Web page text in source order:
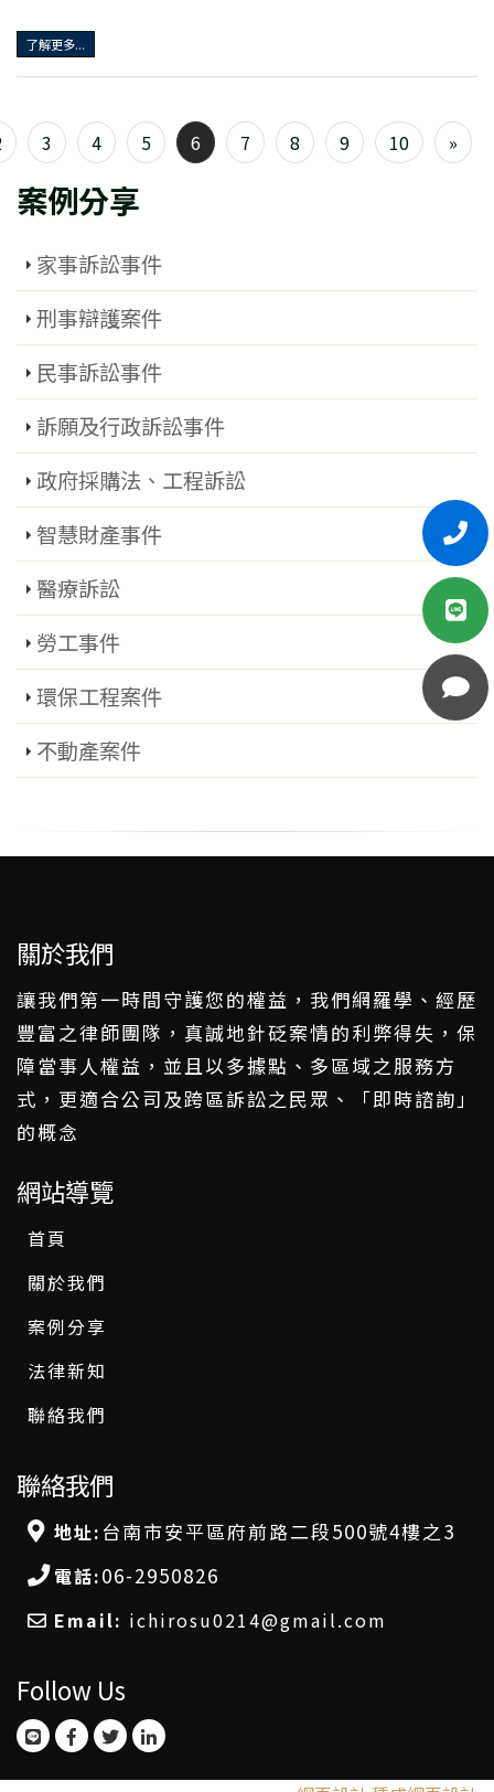
案例分享
家事訴訟事件
刑事辯護案件
民事訴訟事件
訴願及行政訴訟事件
政府採購法、工程訴訟
智慧財產事件
醫療訴訟
勞工事件
環保工程案件
不動產案件
了解更多...
3 4 5 6 7 8 9 10 »
關於我們
讓我們第一時間守護您的權益，我們網羅學、經歷
豐富之律師團隊，真誠地針砭案情的利弊得失，保
障當事人權益，並且以多據點、多區域之服務方
式，更適合公司及跨區訴訟之民眾、「即時諮詢」
的概念
網站導覽
首頁
關於我們
案例分享
法律新知
聯絡我們
聯絡我們
地址: 台南市安平區府前路二段500號4樓之3
電話:06-2950826
Email: ichirosu0214@gmail.com
Follow Us